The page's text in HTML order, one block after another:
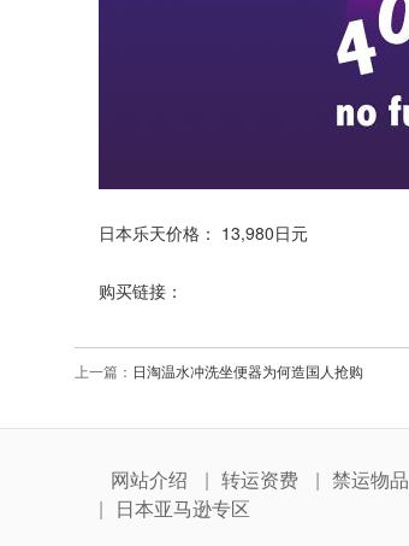
日本乐天价格： 13,980日元
购买链接：
上一篇： 日淘温水冲洗坐便器为何造国人抢购
网站介绍 转运资费 禁运物品
日本亚马逊专区